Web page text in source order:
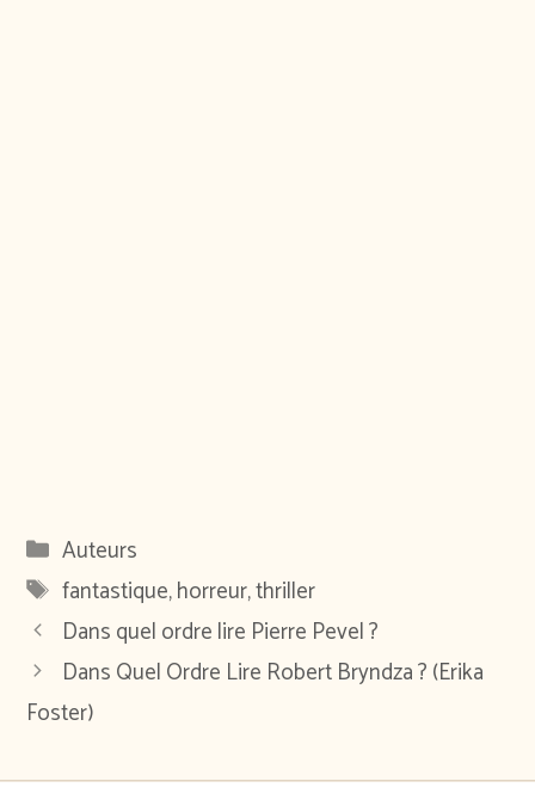
Catégories
Auteurs
Étiquettes
fantastique,horreur,thriller
Dans quel ordre lire Pierre Pevel ?
Dans Quel Ordre Lire Robert Bryndza ? (Erika
Foster)